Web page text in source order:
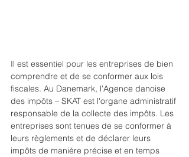
Il est essentiel pour les entreprises de bien
comprendre et de se conformer aux lois
fiscales. Au Danemark, l'Agence danoise
des impôts – SKAT est l'organe administratif
responsable de la collecte des impôts. Les
entreprises sont tenues de se conformer à
leurs règlements et de déclarer leurs
impôts de manière précise et en temps